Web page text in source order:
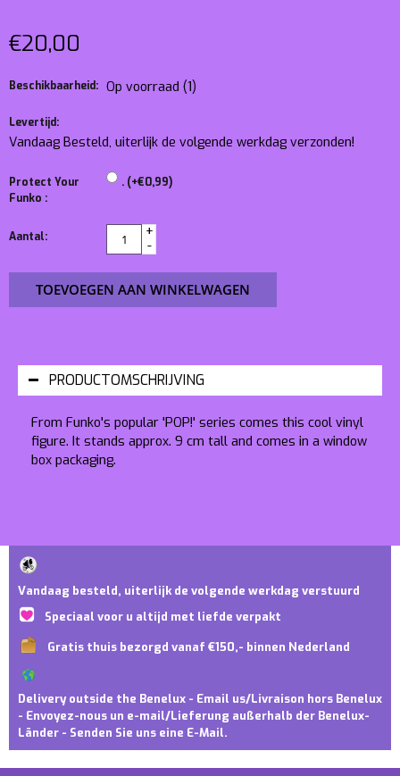
€20,00
Beschikbaarheid: Op voorraad (1)
Levertijd:
Vandaag Besteld, uiterlijk de volgende werkdag verzonden!
Protect Your
Funko :
. (+€0,99)
Aantal:
+
-
TOEVOEGEN AAN WINKELWAGEN
PRODUCTOMSCHRIJVING
From Funko's popular 'POP!' series comes this cool vinyl
figure. It stands approx. 9 cm tall and comes in a window
box packaging.
Vandaag besteld, uiterlijk de volgende werkdag verstuurd
Speciaal voor u altijd met liefde verpakt
Gratis thuis bezorgd vanaf €150,- binnen Nederland
Delivery outside the Benelux - Email us/Livraison hors Benelux
- Envoyez-nous un e-mail/Lieferung außerhalb der Benelux-
Länder - Senden Sie uns eine E-Mail.